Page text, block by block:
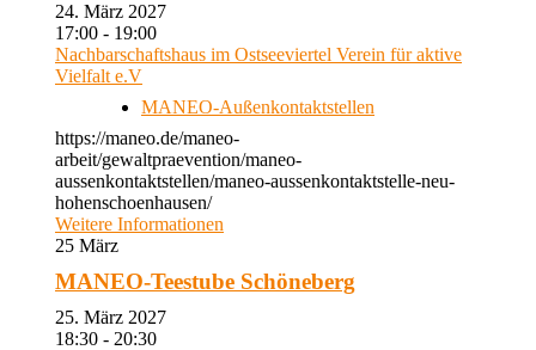
24. März 2027
17:00 - 19:00
Nachbarschaftshaus im Ostseeviertel Verein für aktive
Vielfalt e.V
MANEO-Außenkontaktstellen
https://maneo.de/maneo-
arbeit/gewaltpraevention/maneo-
aussenkontaktstellen/maneo-aussenkontaktstelle-neu-
hohenschoenhausen/
Weitere Informationen
25 März
MANEO-Teestube Schöneberg
25. März 2027
18:30 - 20:30